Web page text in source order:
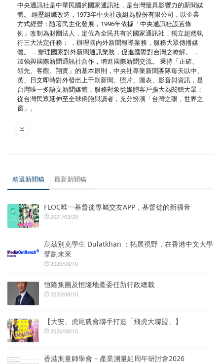
中央通訊社是中華民國的國家通訊社，是台灣最具影響力的新聞媒
體。 經歷組織改造，1973年中央社改組為股份有限公司，以企業
方式經營；隨著民主化發展，1996年依據「中央通訊社設置條
例」改制為財團法人，定位為全民共有的國家通訊社，獨立超然執
行三大法定任務： ．辦理國內外新聞報導業務，服務大眾傳播媒
體。 ．辦理國家對外新聞通訊業務，促進國際對台灣之瞭解。 ．
加強與國際新聞通訊社合作，增進國際新聞交流。 秉持「正確、
領先、客觀、翔實」的基本原則，中央社專業新聞團隊每天以中、
英、日文即時對外發出上千則新聞、照片、圖表、影音與資訊，是
台灣唯一多語文新聞媒體，服務對象從媒體客戶擴大為閱聽大眾；
從台灣民眾延伸至全球僑胞與讀者，充分扮演「台灣之眼，世界之
窗」。
精選新聞稿 最新新聞稿
FLOC唯一基督徒專屬交友APP，基督徒的新福音
2021/03/29
烏茲別克學生 Dulatkhan ：拓展視野，在香港中文大學
擘劃未來
2026/08/10
恒隆集團及恒隆地產委任新行政總裁
2026/08/10
【大安、虎尾農會聯手打造「飛虎大聯盟」】
2026/08/10
香港測量師學會 – 產業測量組周年研討會2026